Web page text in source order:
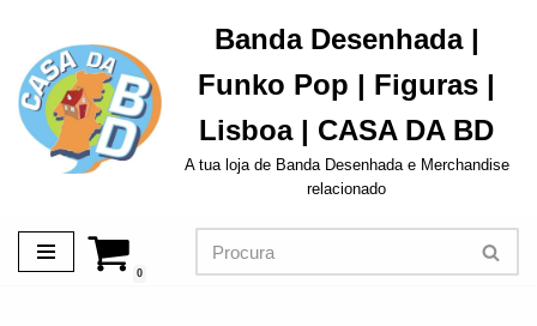
Avançar
para
o
conteúdo
Banda Desenhada |
Funko Pop | Figuras |
Lisboa | CASA DA BD
A tua loja de Banda Desenhada e Merchandise
relacionado
0